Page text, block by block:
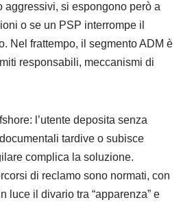
aggressivi, si espongono però a
o se un PSP interrompe il
Nel frattempo, il segmento ADM è
responsabili, meccanismi di
l’utente deposita senza
tardive o subisce
complica la soluzione.
di reclamo sono normati, con
luce il divario tra “apparenza” e